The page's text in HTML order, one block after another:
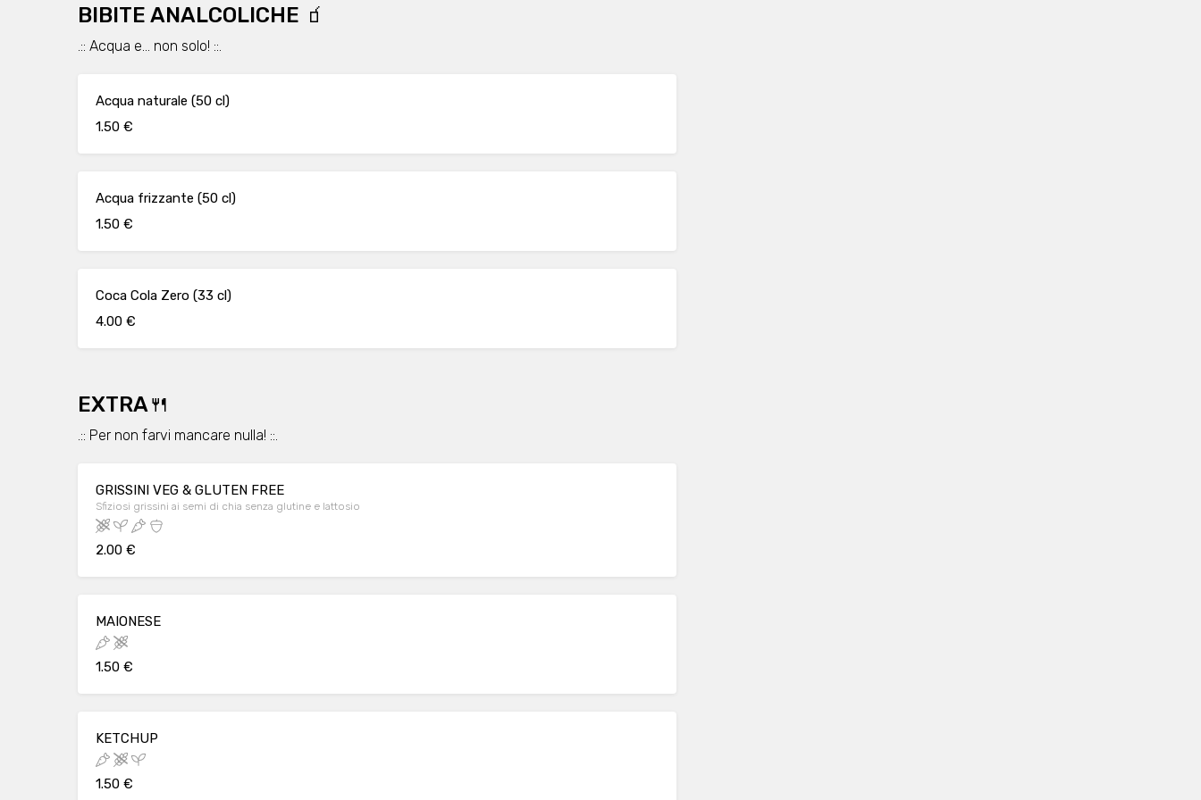
BIBITE ANALCOLICHE 🧃
.:: Acqua e... non solo! ::.
Acqua naturale (50 cl)
1.50 €
Acqua frizzante (50 cl)
1.50 €
Coca Cola Zero (33 cl)
4.00 €
EXTRA🍴
.:: Per non farvi mancare nulla! ::.
GRISSINI VEG & GLUTEN FREE
Sfiziosi grissini ai semi di chia senza glutine e lattosio
2.00 €
MAIONESE
1.50 €
KETCHUP
1.50 €